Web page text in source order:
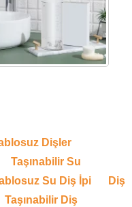
Dişler
Taşınabilir Su
Su Diş İpi
Diş
Taşınabilir Diş